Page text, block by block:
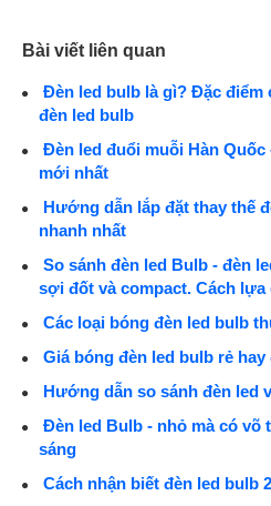
Bài viết liên quan
Đèn led bulb là gì? Đặc điểm
đèn led bulb
Đèn led đuổi muỗi Hàn
mới nhất
Hướng dẫn lắp đặt thay thế
nhanh nhất
So sánh đèn led Bulb - đèn
sợi đốt và compact. Cách lựa
Các loại bóng đèn led bulb
Giá bóng đèn led bulb rẻ hay
Hướng dẫn so sánh đèn led
Đèn led Bulb - nhỏ mà có võ
sáng
Cách nhận biết đèn led bulb